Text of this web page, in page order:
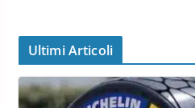
Ultimi Articoli